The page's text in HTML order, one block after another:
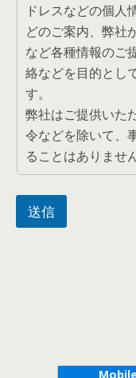
ドレスなどの個人
どのご案内、弊社
など各種情報のご
絡などを目的とし
す。
弊社はご提供いた
令などを除いて、
ることはありません
送信